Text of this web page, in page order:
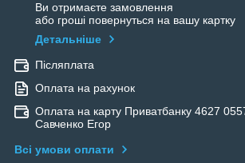
Ви отримаєте замовлення
або гроші повернуться на вашу картку
Детальніше
Післяплата
Оплата на рахунок
Оплата на карту Приватбанку 4627
Савченко Егор
Всі умови оплати